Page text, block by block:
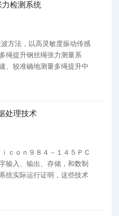
检测系统
方法，以高灵敏度振动传感
绳提升钢丝绳张力测量系
、较准确地测量多绳提升中
处理技术
ｃｏｎ９８４－１４５ＰＣ
输入、输出、存储，和数制
统实际运行证明，这些技术